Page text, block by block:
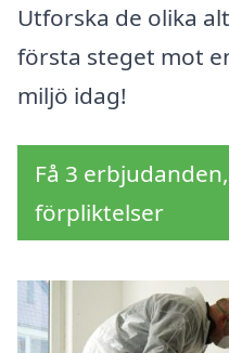
Utforska de olika
första steget mot
miljö idag!
Få 3
förpliktelser